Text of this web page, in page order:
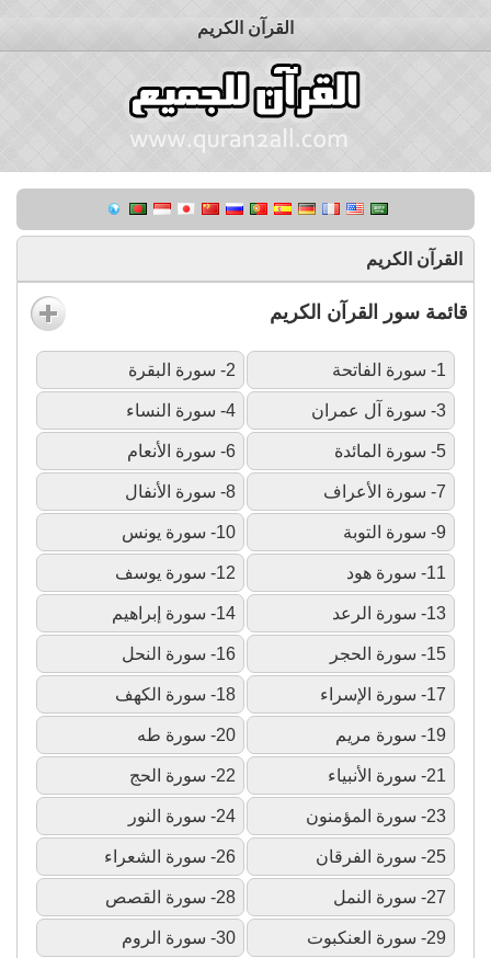
القرآن الكريم
القرآن الكريم
قائمة سور القرآن الكريم
1- سورة الفاتحة 2- سورة البقرة
3- سورة آل عمران 4- سورة النساء
5- سورة المائدة 6- سورة الأنعام
7- سورة الأعراف 8- سورة الأنفال
9- سورة التوبة 10- سورة يونس
11- سورة هود 12- سورة يوسف
13- سورة الرعد 14- سورة إبراهيم
15- سورة الحجر 16- سورة النحل
17- سورة الإسراء 18- سورة الكهف
19- سورة مريم 20- سورة طه
21- سورة الأنبياء 22- سورة الحج
23- سورة المؤمنون 24- سورة النور
25- سورة الفرقان 26- سورة الشعراء
27- سورة النمل 28- سورة القصص
29- سورة العنكبوت 30- سورة الروم